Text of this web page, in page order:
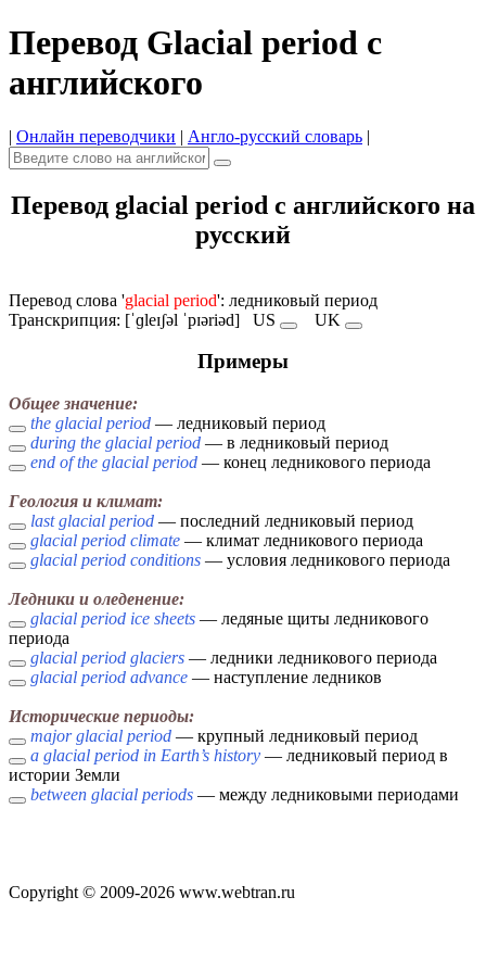
Перевод Glacial period с
английского
| Онлайн переводчики | Англо-русский словарь |
Перевод glacial period с английского на
русский
Перевод слова 'glacial period': ледниковый период
Транскрипция: [ˈɡleɪʃəl ˈpɪəriəd] US UK
Примеры
Общее значение:
the glacial period — ледниковый период
during the glacial period — в ледниковый период
end of the glacial period — конец ледникового периода
Геология и климат:
last glacial period — последний ледниковый период
glacial period climate — климат ледникового периода
glacial period conditions — условия ледникового периода
Ледники и оледенение:
glacial period ice sheets — ледяные щиты ледникового
периода
glacial period glaciers — ледники ледникового периода
glacial period advance — наступление ледников
Исторические периоды:
major glacial period — крупный ледниковый период
a glacial period in Earth’s history — ледниковый период в
истории Земли
between glacial periods — между ледниковыми периодами
Copyright © 2009-2026 www.webtran.ru